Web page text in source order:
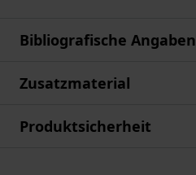
Bibliografische Angaben
Zusatzmaterial
Produktsicherheit